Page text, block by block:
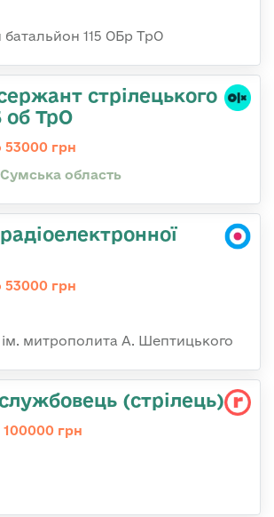
батальйон 115 ОБр ТрО
стрілецького
об ТрО
53000 грн
область
53000 грн
митрополита А. Шептицького
(стрілець)
100000 грн